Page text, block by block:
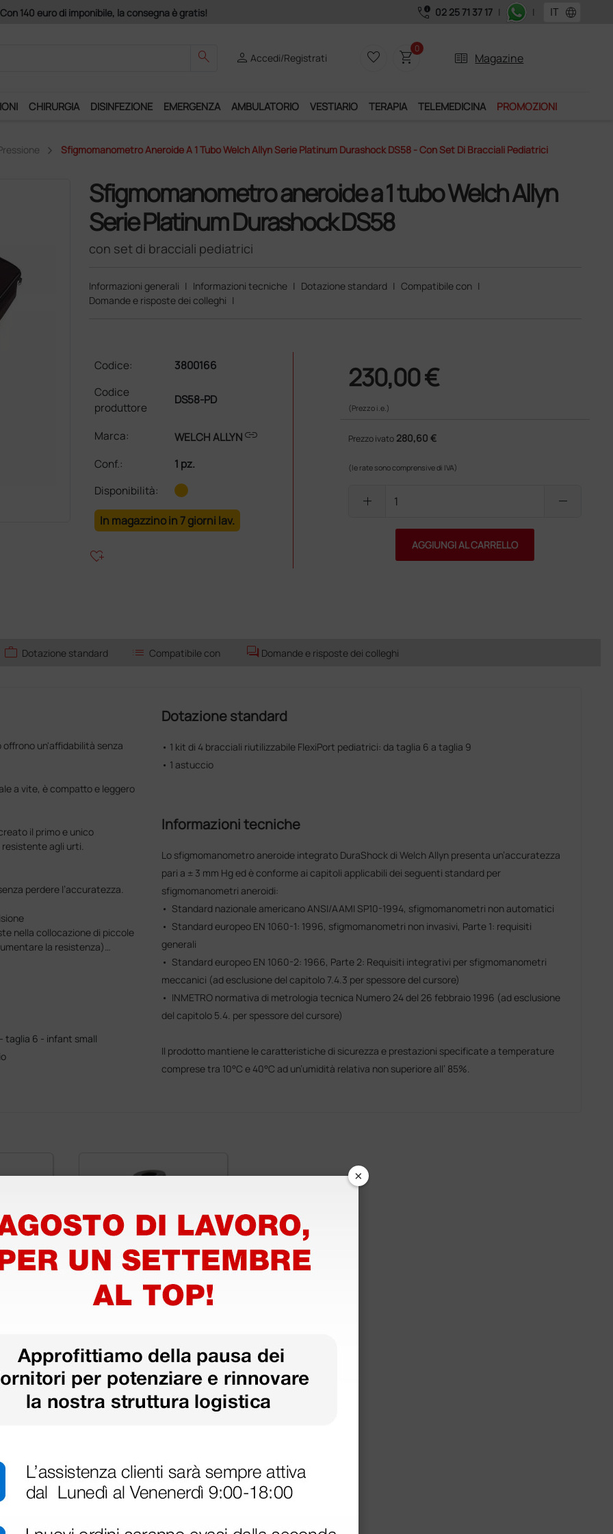
140 euro di imponibile, la consegna è gratis! call_quality 02 25 71 37 17 | | language
search personAccedi/Registrati favorite_border shopping_cart0
two_pager Magazine
CHIRURGIA DISINFEZIONE EMERGENZA AMBULATORIO VESTIARIO TERAPIA TELEMEDICINA PROMOZIONI
Sfigmomanometro Aneroide A 1 Tubo Welch Allyn Serie Platinum Durashock DS58 - Con Set Di Bracciali Pediatrici
Sfigmomanometro aneroide a 1 tubo Welch Allyn
Serie Platinum Durashock DS58
con set di bracciali pediatrici
Informazioni generali | Informazioni tecniche | Dotazione standard | Compatibile con |
Domande e risposte dei colleghi |
Codice:
3800166
Codice
produttore
DS58-PD
Marca: WELCH ALLYNlink
Conf.:
1 pz.
Disponibilità:
In magazzino in 7 giorni lav.
heart_plus
230,00 €
(Prezzo i.e.)
Prezzo ivato 280,60 €
(le rate sono comprensive di IVA)
add remove
AGGIUNGI AL CARRELLO
work Dotazione standard list Compatibile con forum Domande e risposte dei colleghi
un'affidabilità senza
a vite, è compatto e leggero
il primo e unico
agli urti.
perdere l’accuratezza.
nella collocazione di piccole
la resistenza)
taglia 6 - infant small
Dotazione standard
• 1 kit di 4 bracciali riutilizzabile FlexiPort pediatrici: da taglia 6 a taglia 9
• 1 astuccio
Informazioni tecniche
Lo sfigmomanometro aneroide integrato DuraShock di Welch Allyn presenta un’accuratezza
pari a ± 3 mm Hg ed è conforme ai capitoli applicabili dei seguenti standard per
sfigmomanometri aneroidi:
• Standard nazionale americano ANSI/AAMI SP10-1994, sfigmomanometri non automatici
• Standard europeo EN 1060-1: 1996, sfigmomanometri non invasivi, Parte 1: requisiti
generali
• Standard europeo EN 1060-2: 1966, Parte 2: Requisiti integrativi per sfigmomanometri
meccanici (ad esclusione del capitolo 7.4.3 per spessore del cursore)
• INMETRO normativa di metrologia tecnica Numero 24 del 26 febbraio 1996 (ad esclusione
del capitolo 5.4. per spessore del cursore)
Il prodotto mantiene le caratteristiche di sicurezza e prestazioni specificate a temperature
comprese tra 10°C e 40°C ad un’umidità relativa non superiore all’ 85%.
1 pz.
4,61 €
(Prezzo i.e.)
1 pz.
×